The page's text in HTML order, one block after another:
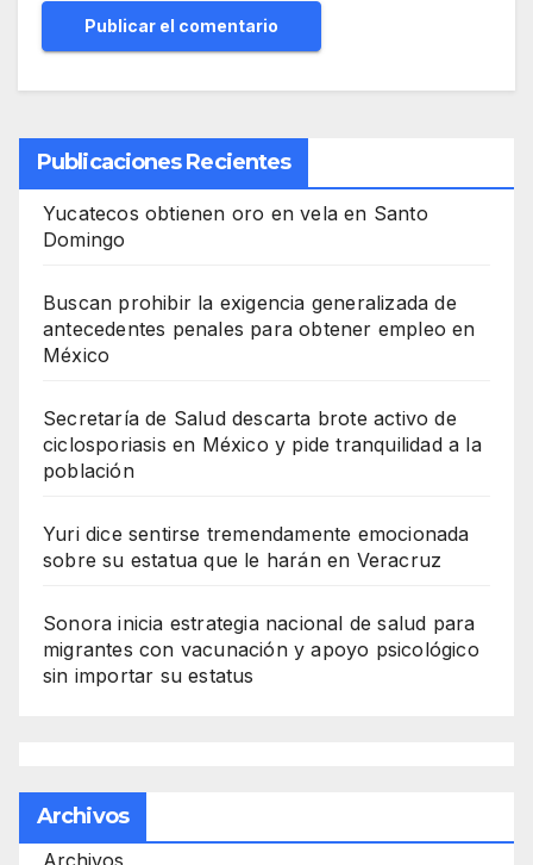
Publicaciones Recientes
Yucatecos obtienen oro en vela en Santo
Domingo
Buscan prohibir la exigencia generalizada de
antecedentes penales para obtener empleo en
México
Secretaría de Salud descarta brote activo de
ciclosporiasis en México y pide tranquilidad a la
población
Yuri dice sentirse tremendamente emocionada
sobre su estatua que le harán en Veracruz
Sonora inicia estrategia nacional de salud para
migrantes con vacunación y apoyo psicológico
sin importar su estatus
Archivos
Archivos